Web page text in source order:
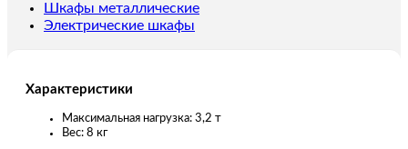
Шкафы металлические
Электрические шкафы
Характеристики
Максимальная нагрузка: 3,2 т
Вес: 8 кг